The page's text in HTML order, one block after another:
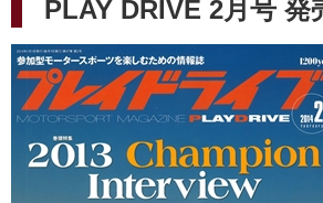
ス
リーでお任せください!
PLAY DRIVE 2月号 発